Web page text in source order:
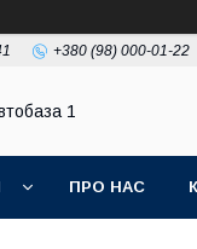
+380 (98) 000-01-22
1
ПРО НАС